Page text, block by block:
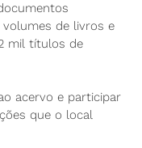
de livros e
mil títulos de
acervo e participar
que o local